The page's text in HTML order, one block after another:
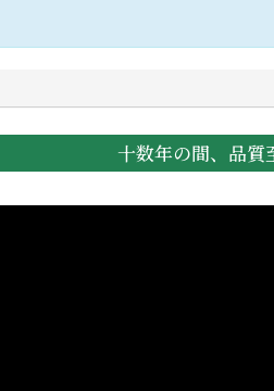
十数年の間、品質